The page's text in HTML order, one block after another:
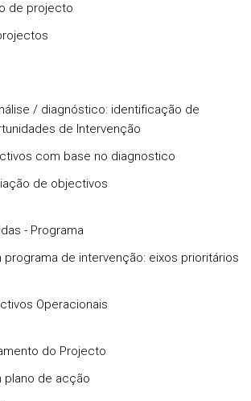
de projecto
/ diagnóstico: identificação de
de Intervenção
com base no diagnostico
de objectivos
- Programa
programa de intervenção: eixos prioritários
Operacionais
do Projecto
plano de acção